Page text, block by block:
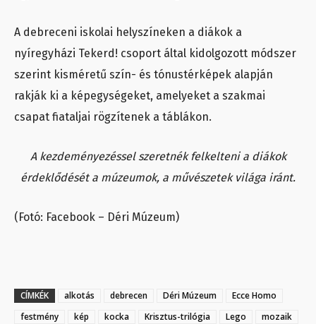
A debreceni iskolai helyszíneken a diákok a
nyíregyházi Tekerd! csoport által kidolgozott módszer
szerint kisméretű szín- és tónustérképek alapján
rakják ki a képegységeket, amelyeket a szakmai
csapat fiataljai rögzítenek a táblákon.
A kezdeményezéssel szeretnék felkelteni a diákok
érdeklődését a múzeumok, a művészetek világa iránt.
(Fotó: Facebook – Déri Múzeum)
CÍMKÉK alkotás debrecen Déri Múzeum
Ecce Homo
festmény
kép kocka Krisztus-trilógia Lego
mozaik